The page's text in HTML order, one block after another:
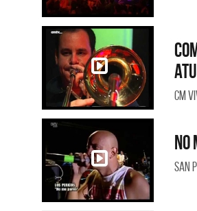
CM
No
San